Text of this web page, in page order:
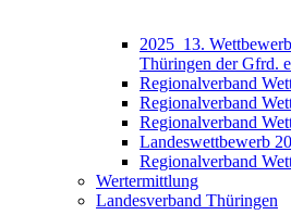
2025_13.
Thüringen der Gfrd.
Regionalverband
Regionalverband
Regionalverband
Landeswettbewerb
Regionalverband
Wertermittlung
Landesverband Thüringen